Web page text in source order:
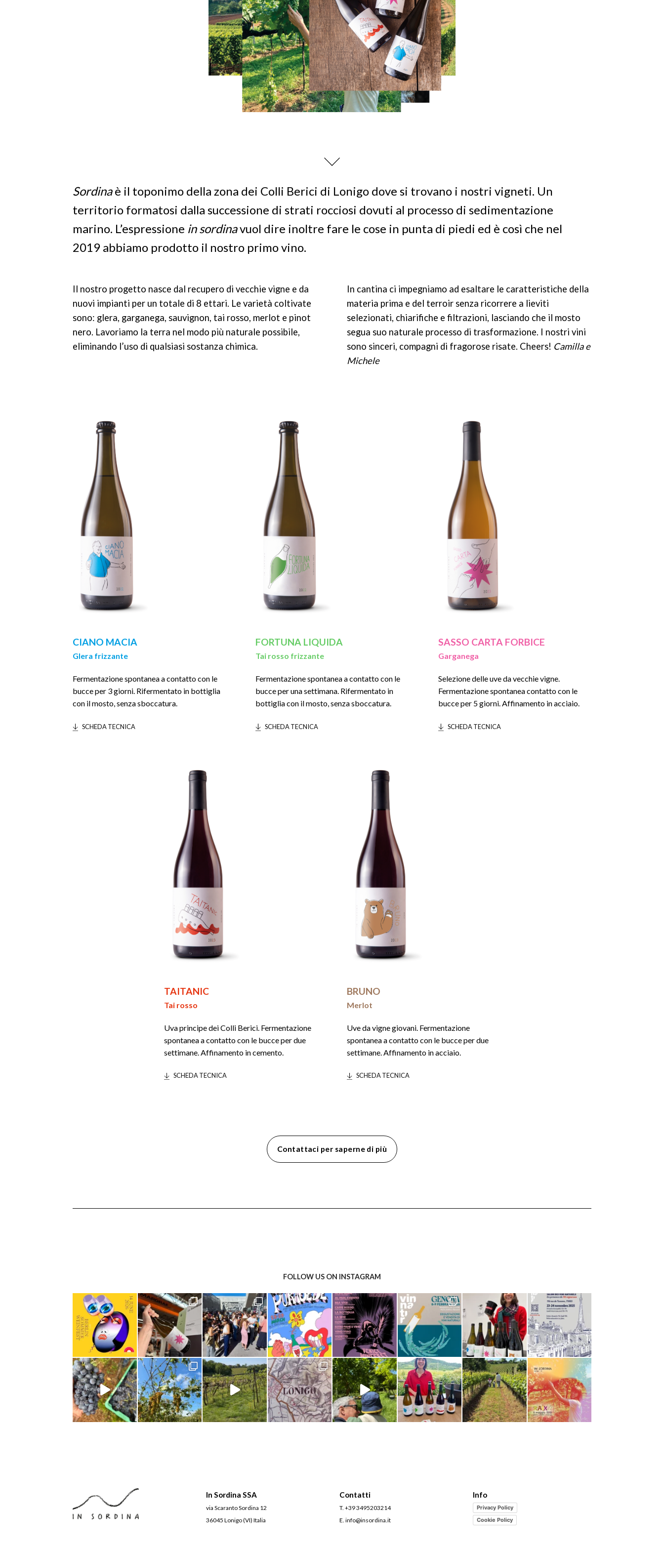
Sordinaè il toponimo della zona dei Colli Berici di Lonigo dove si trovano i nostri vigneti. Un
territorio formatosi dalla successione di strati rocciosi dovuti al processo di sedimentazione
marino. L’espressione in sordinavuol dire inoltre fare le cose in punta di piedi ed è così che nel
2019 abbiamo prodotto il nostro primo vino.
Il nostro progetto nasce dal recupero di vecchie vigne e da
nuovi impianti per un totale di 8 ettari. Le varietà coltivate
sono: glera, garganega, sauvignon, tai rosso, merlot e pinot
nero. Lavoriamo la terra nel modo più naturale possibile,
eliminando l’uso di qualsiasi sostanza chimica.
In cantina ci impegniamo ad esaltare le caratteristiche della
materia prima e del terroir senza ricorrere a lieviti
selezionati, chiarifiche e filtrazioni, lasciando che il mosto
segua suo naturale processo di trasformazione. I nostri vini
sono sinceri, compagni di fragorose risate. Cheers! Camilla e
Michele
CIANO MACIA
Glera frizzante
Fermentazione spontanea a contatto con le
bucce per 3 giorni. Rifermentato in bottiglia
con il mosto, senza sboccatura.
SCHEDA TECNICA
FORTUNA LIQUIDA
Tai rosso frizzante
Fermentazione spontanea a contatto con le
bucce per una settimana. Rifermentato in
bottiglia con il mosto, senza sboccatura.
SCHEDA TECNICA
SASSO CARTA FORBICE
Garganega
Selezione delle uve da vecchie vigne.
Fermentazione spontanea contatto con le
bucce per 5 giorni. Affinamento in acciaio.
SCHEDA TECNICA
TAITANIC
Tai rosso
Uva principe dei Colli Berici. Fermentazione
spontanea a contatto con le bucce per due
settimane. Affinamento in cemento.
SCHEDA TECNICA
BRUNO
Merlot
Uve da vigne giovani. Fermentazione
spontanea a contatto con le bucce per due
settimane. Affinamento in acciaio.
SCHEDA TECNICA
Contattaci per saperne di più
FOLLOW US ON INSTAGRAM
In Sordina SSA
via Scaranto Sordina 12
36045 Lonigo (VI) Italia
Contatti
T. +39 3495203214
E. info@insordina.it
Info
Privacy Policy
Cookie Policy